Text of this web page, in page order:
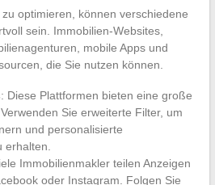
optimieren, können verschiedene
sein. Immobilien-Websites,
mobile Apps und
die Sie nutzen können.
: Diese Plattformen bieten eine große
Sie erweiterte Filter, um
und personalisierte
erhalten.
Immobilienmakler teilen Anzeigen
oder Instagram. Folgen Sie